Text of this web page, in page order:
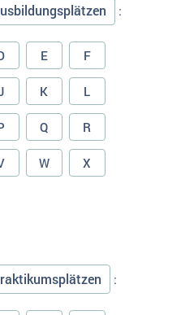
:
E F
K L
Q R
W X
: